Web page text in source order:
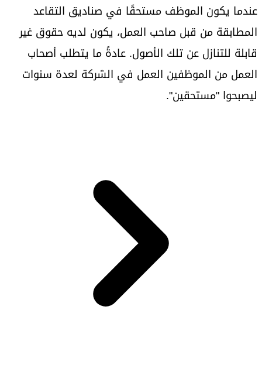
عندما يكون الموظف مستحقًا في صناديق التقاعد
المطابقة من قبل صاحب العمل، يكون لديه حقوق غير
قابلة للتنازل عن تلك الأصول. عادةً ما يتطلب أصحاب
العمل من الموظفين العمل في الشركة لعدة سنوات
ليصبحوا "مستحقين".